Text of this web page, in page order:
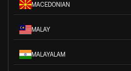
MACEDONIAN
MALAY
MALAYALAM